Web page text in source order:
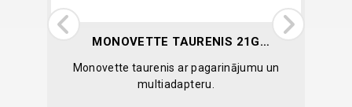
MONOVETTE TAURENIS 21G
8 CM
Monovette taurenis ar pagarinājumu un
multiadapteru.